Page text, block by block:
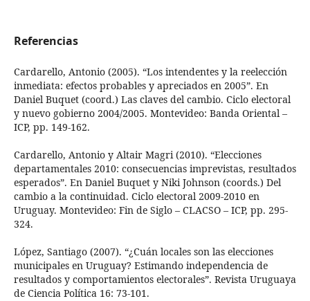
Referencias
Cardarello, Antonio (2005). “Los intendentes y la reelección
inmediata: efectos probables y apreciados en 2005”. En
Daniel Buquet (coord.) Las claves del cambio. Ciclo electoral
y nuevo gobierno 2004/2005. Montevideo: Banda Oriental –
ICP, pp. 149-162.
Cardarello, Antonio y Altair Magri (2010). “Elecciones
departamentales 2010: consecuencias imprevistas, resultados
esperados”. En Daniel Buquet y Niki Johnson (coords.) Del
cambio a la continuidad. Ciclo electoral 2009-2010 en
Uruguay. Montevideo: Fin de Siglo – CLACSO – ICP, pp. 295-
324.
López, Santiago (2007). “¿Cuán locales son las elecciones
municipales en Uruguay? Estimando independencia de
resultados y comportamientos electorales”. Revista Uruguaya
de Ciencia Política 16: 73-101.